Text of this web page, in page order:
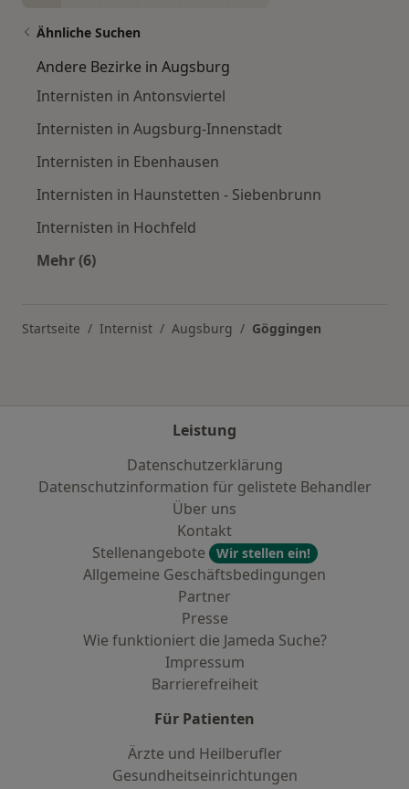
Ähnliche Suchen
Andere Bezirke in Augsburg
Internisten in Antonsviertel
Internisten in Augsburg-Innenstadt
Internisten in Ebenhausen
Internisten in Haunstetten - Siebenbrunn
Internisten in Hochfeld
Mehr (6)
Startseite Internist Augsburg Göggingen
Leistung
Datenschutzerklärung
Datenschutzinformation für gelistete Behandler
Über uns
Kontakt
Stellenangebote
Wir stellen ein!
Allgemeine Geschäftsbedingungen
Partner
Presse
Wie funktioniert die Jameda Suche?
Impressum
Barrierefreiheit
Für Patienten
Ärzte und Heilberufler
Gesundheitseinrichtungen